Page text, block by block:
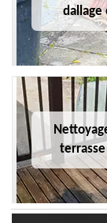
dallage